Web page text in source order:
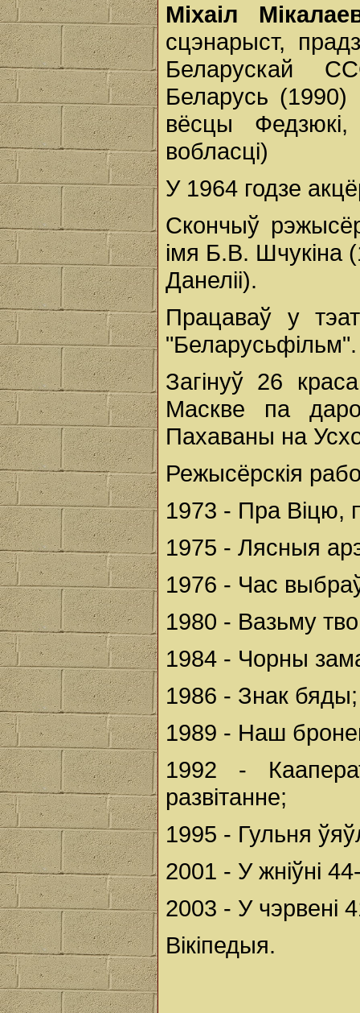
Міхаіл
сцэнарыст,
Беларускай
Беларусь (1990)
вёсцы Федзюкі,
вобласці)
У 1964 годзе
Скончыў
імя Б.В. Шчукіна
Данеліі).
Працаваў у
"Беларусьфільм".
Загінуў 26
Маскве па
Пахаваны на
Режысёрскія
1973 - Пра Віцю,
1975 - Лясныя
1976 - Час
1980 - Вазьму
1984 - Чорны
1986 - Знак бяды;
1989 - Наш
1992 -
развітанне;
1995 - Гульня
2001 - У жніўні
2003 - У чэрвені
Вікіпедыя.